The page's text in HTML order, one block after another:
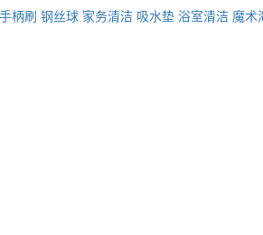
柄刷 钢丝球 家务清洁 吸水垫 浴室清洁 魔术